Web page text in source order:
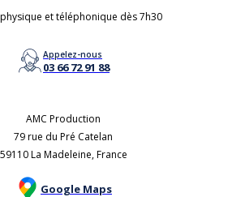
et téléphonique dès 7h30
Appelez-nous
03 66 72 91 88
AMC Production
79 rue du Pré Catelan
59110 La Madeleine, France
Google Maps